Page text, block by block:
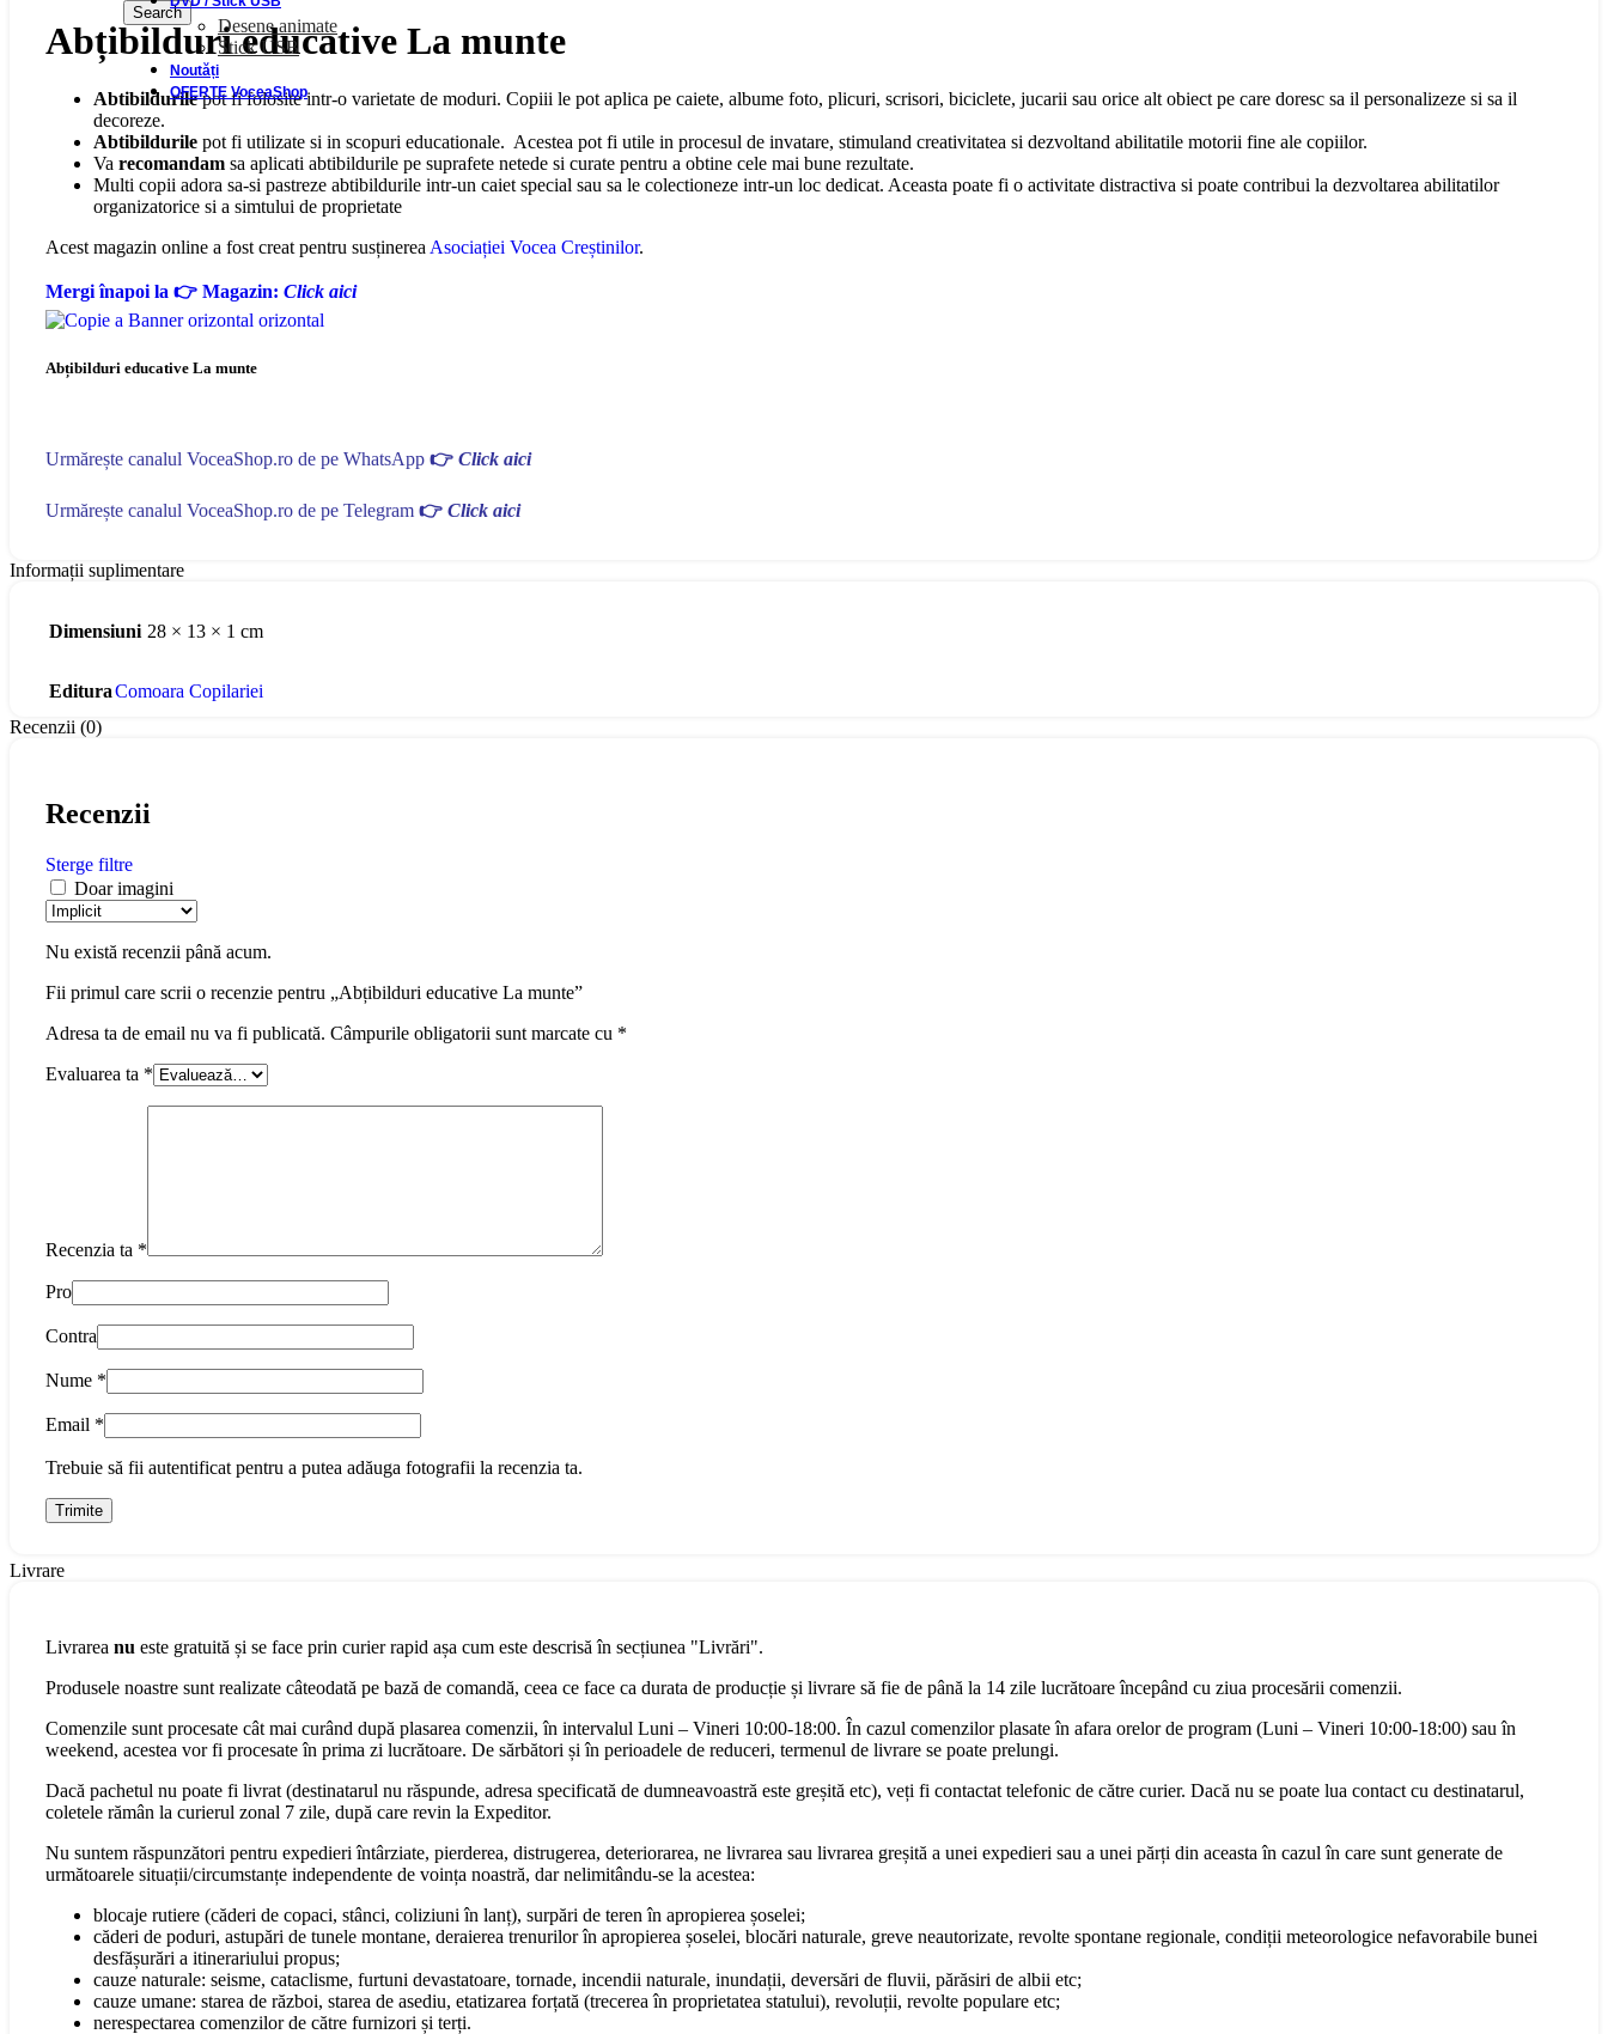
Search
Desene animate
Stick USB
Noutăți
OFERTE VoceaShop
Abțibilduri educative La munte
Abtibildurilepot fi folosite intr-o varietate de moduri. Copiii le pot aplica pe caiete, albume foto, plicuri, scrisori, biciclete, jucarii sau orice alt obiect pe care doresc sa il personalizeze si sa il
decoreze.
Abtibildurile pot fi utilizate si in scopuri educationale. Acestea pot fi utile in procesul de invatare, stimuland creativitatea si dezvoltand abilitatile motorii fine ale copiilor.
Va recomandam sa aplicati abtibildurile pe suprafete netede si curate pentru a obtine cele mai bune rezultate.
Multi copii adora sa-si pastreze abtibildurile intr-un caiet special sau sa le colectioneze intr-un loc dedicat. Aceasta poate fi o activitate distractiva si poate contribui la dezvoltarea abilitatilor
organizatorice si a simtului de proprietate
Acest magazin online a fost creat pentru susținereaAsociației Vocea Creștinilor.
Mergi înapoi la 👉 Magazin: Click aici
Abțibilduri educative La munte
Urmărește canalul VoceaShop.ro de pe WhatsApp 👉 Click aici
Urmărește canalul VoceaShop.ro de pe Telegram 👉 Click aici
Informații suplimentare
Dimensiuni 28 × 13 × 1 cm
EdituraComoara Copilariei
Recenzii (0)
Recenzii
Sterge filtre
Doar imagini
Nu există recenzii până acum.
Fii primul care scrii o recenzie pentru „Abțibilduri educative La munte”
Adresa ta de email nu va fi publicată. Câmpurile obligatorii sunt marcate cu *
Evaluarea ta *
Recenzia ta *
Pro
Contra
Nume *
Email *
Trebuie să fii autentificat pentru a putea adăuga fotografii la recenzia ta.
Livrare
Livrarea nu este gratuită și se face prin curier rapid așa cum este descrisă în secțiunea "Livrări".
Produsele noastre sunt realizate câteodată pe bază de comandă, ceea ce face ca durata de producție și livrare să fie de până la 14 zile lucrătoare începând cu ziua procesării comenzii.
Comenzile sunt procesate cât mai curând după plasarea comenzii, în intervalul Luni – Vineri 10:00-18:00. În cazul comenzilor plasate în afara orelor de program (Luni – Vineri 10:00-18:00) sau în
weekend, acestea vor fi procesate în prima zi lucrătoare. De sărbători și în perioadele de reduceri, termenul de livrare se poate prelungi.
Dacă pachetul nu poate fi livrat (destinatarul nu răspunde, adresa specificată de dumneavoastră este greșită etc), veți fi contactat telefonic de către curier. Dacă nu se poate lua contact cu destinatarul,
coletele rămân la curierul zonal 7 zile, după care revin la Expeditor.
Nu suntem răspunzători pentru expedieri întârziate, pierderea, distrugerea, deteriorarea, ne livrarea sau livrarea greșită a unei expedieri sau a unei părți din aceasta în cazul în care sunt generate de
următoarele situații/circumstanțe independente de voința noastră, dar nelimitându-se la acestea:
blocaje rutiere (căderi de copaci, stânci, coliziuni în lanț), surpări de teren în apropierea șoselei;
căderi de poduri, astupări de tunele montane, deraierea trenurilor în apropierea șoselei, blocări naturale, greve neautorizate, revolte spontane regionale, condiții meteorologice nefavorabile bunei
desfășurări a itinerariului propus;
cauze naturale: seisme, cataclisme, furtuni devastatoare, tornade, incendii naturale, inundații, deversări de fluvii, părăsiri de albii etc;
cauze umane: starea de război, starea de asediu, etatizarea forțată (trecerea în proprietatea statului), revoluții, revolte populare etc;
nerespectarea comenzilor de către furnizori și terți.